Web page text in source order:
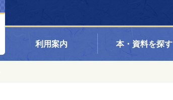
利用案内 本・資料を探す